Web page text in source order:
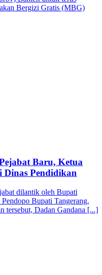
Bergizi Gratis (MBG)
Baru, Ketua
Pendidikan
dilantik oleh Bupati
Bupati Tangerang,
tersebut, Dadan Gandana [...]